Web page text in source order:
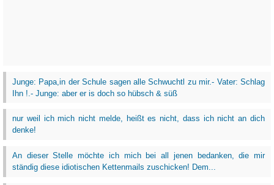
Junge: Papa,in der Schule sagen alle Schwuchtl zu mir.- Vater: Schlag
Ihn !.- Junge: aber er is doch so hübsch & süß
nur weil ich mich nicht melde, heißt es nicht, dass ich nicht an dich
denke!
An dieser Stelle möchte ich mich bei all jenen bedanken, die mir
ständig diese idiotischen Kettenmails zuschicken! Dem...